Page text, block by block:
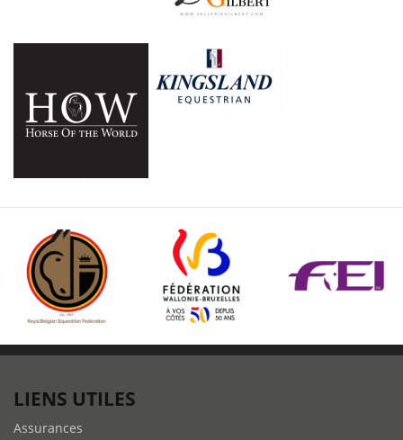
LIENS UTILES
Assurances